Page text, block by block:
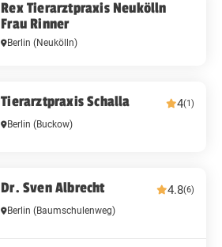
Rex Tierarztpraxis Neukölln
Frau Rinner
Berlin(Neukölln)
Tierarztpraxis Schalla 4(1)
Berlin(Buckow)
Dr. Sven Albrecht 4.8(6)
Berlin(Baumschulenweg)